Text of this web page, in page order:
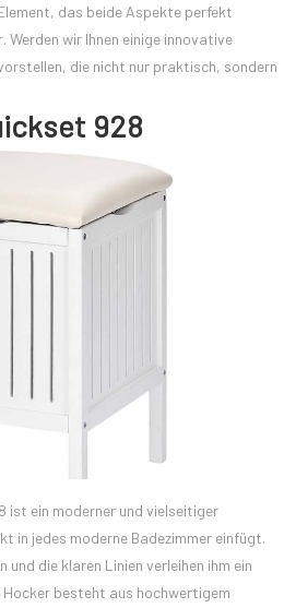
das beide Aspekte perfekt
wir Ihnen einige innovative
die nicht nur praktisch, sondern
928
ist ein moderner und vielseitiger
in jedes moderne Badezimmer einfügt.
und die klaren Linien verleihen ihm ein
Hocker besteht aus hochwertigem